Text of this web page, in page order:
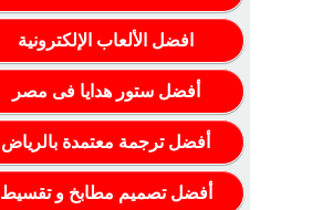
افضل الألعاب الإلكترونية
أفضل ستور هدايا فى مصر
أفضل ترجمة معتمدة بالرياض
أفضل تصميم مطابخ و تقسيط